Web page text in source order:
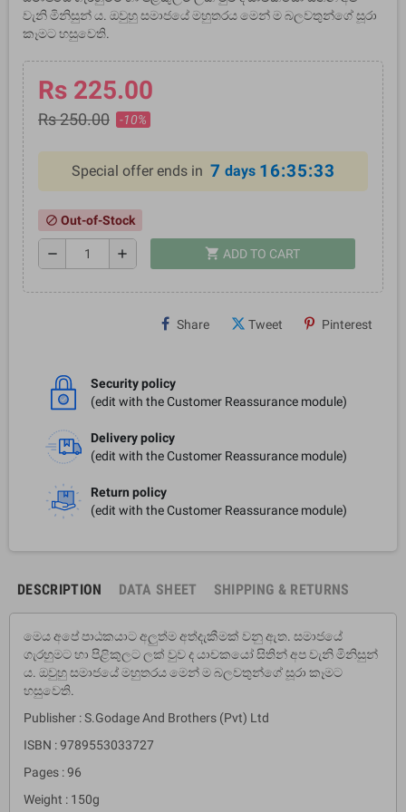
වැනි මිනිසුන් ය. ඔවුහු සමාජයේ මහුතරය මෙන් ම බලවතුන්ගේ සූරා
කෑමට හසුවෙති.
Rs 225.00
Rs 250.00 -10%
Special offer ends in 7 days 16:35:33
block Out-of-Stock
remove add shopping_cart ADD TO CART
Share Tweet Pinterest
Security policy
(edit with the Customer Reassurance module)
Delivery policy
(edit with the Customer Reassurance module)
Return policy
(edit with the Customer Reassurance module)
DESCRIPTION DATA SHEET SHIPPING & RETURNS
මෙය අපේ පාඨකයාට අලුත්ම අත්දැකීමක් වනු ඇත. සමාජයේ
ගැරහුමට හා පිළිකුලට ලක් වුව ද යාචකයෝ සිතින් අප වැනි මිනිසුන්
ය. ඔවුහු සමාජයේ මහුතරය මෙන් ම බලවතුන්ගේ සූරා කෑමට
හසුවෙති.
Publisher : S.Godage And Brothers (Pvt) Ltd
ISBN : 9789553033727
Pages : 96
Weight : 150g